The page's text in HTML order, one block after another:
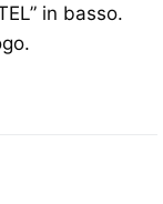
in basso.